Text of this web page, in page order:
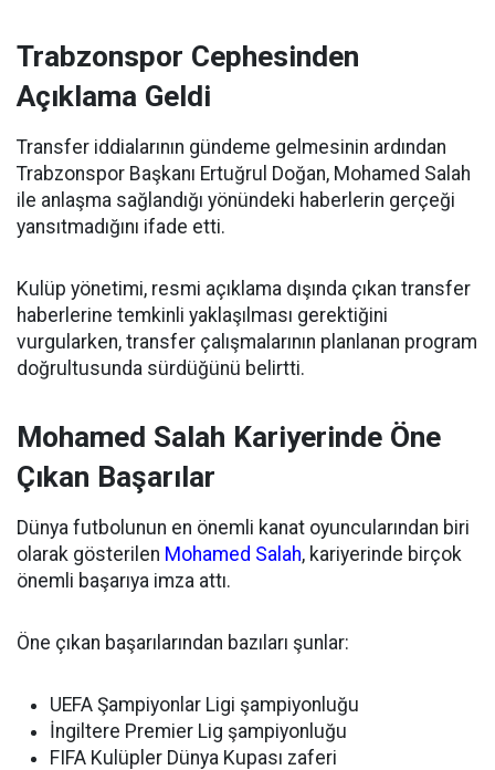
Trabzonspor Cephesinden
Açıklama Geldi
Transfer iddialarının gündeme gelmesinin ardından
Trabzonspor Başkanı Ertuğrul Doğan, Mohamed Salah
ile anlaşma sağlandığı yönündeki haberlerin gerçeği
yansıtmadığını ifade etti.
Kulüp yönetimi, resmi açıklama dışında çıkan transfer
haberlerine temkinli yaklaşılması gerektiğini
vurgularken, transfer çalışmalarının planlanan program
doğrultusunda sürdüğünü belirtti.
Mohamed Salah Kariyerinde Öne
Çıkan Başarılar
Dünya futbolunun en önemli kanat oyuncularından biri
olarak gösterilen Mohamed Salah, kariyerinde birçok
önemli başarıya imza attı.
Öne çıkan başarılarından bazıları şunlar:
UEFA Şampiyonlar Ligi şampiyonluğu
İngiltere Premier Lig şampiyonluğu
FIFA Kulüpler Dünya Kupası zaferi